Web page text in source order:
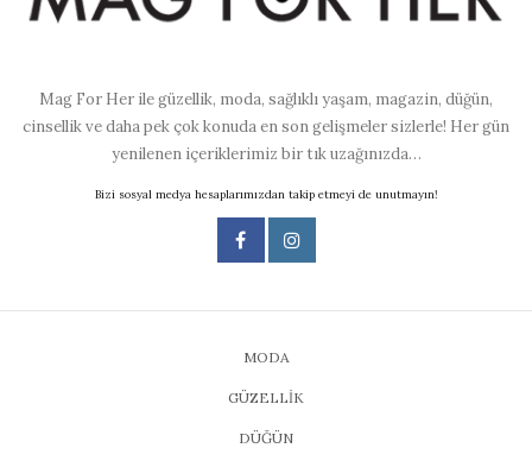
Mag For Her ile güzellik, moda, sağlıklı yaşam, magazin, düğün,
cinsellik ve daha pek çok konuda en son gelişmeler sizlerle! Her gün
yenilenen içeriklerimiz bir tık uzağınızda…
Bizi sosyal medya hesaplarımızdan takip etmeyi de unutmayın!
MODA
GÜZELLİK
DÜĞÜN